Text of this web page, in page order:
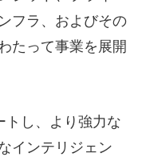
フラ、およびその
たって事業を展開
トし、より強力な
インテリジェン